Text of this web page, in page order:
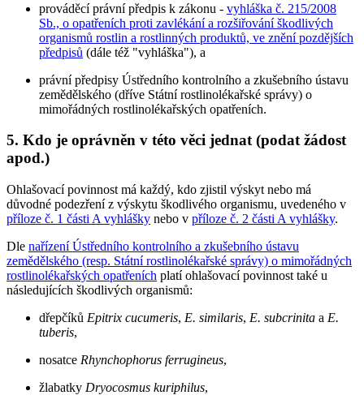
prováděcí právní předpis k zákonu - vyhláška č. 215/2008
Sb., o opatřeních proti zavlékání a rozšiřování škodlivých
organismů rostlin a rostlinných produktů, ve znění pozdějších
předpisů (dále též "vyhláška"), a
právní předpisy Ústředního kontrolního a zkušebního ústavu
zemědělského (dříve Státní rostlinolékařské správy) o
mimořádných rostlinolékařských opatřeních.
5. Kdo je oprávněn v této věci jednat (podat žádost
apod.)
Ohlašovací povinnost má každý, kdo zjistil výskyt nebo má
důvodné podezření z výskytu škodlivého organismu, uvedeného v
příloze č. 1 části A vyhlášky nebo v příloze č. 2 části A vyhlášky.
Dle nařízení Ústředního kontrolního a zkušebního ústavu
zemědělského (resp. Státní rostlinolékařské správy) o mimořádných
rostlinolékařských opatřeních platí ohlašovací povinnost také u
následujících škodlivých organismů:
dřepčíků Epitrix cucumeris, E. similaris, E. subcrinita a E.
tuberis,
nosatce Rhynchophorus ferrugineus,
žlabatky Dryocosmus kuriphilus,